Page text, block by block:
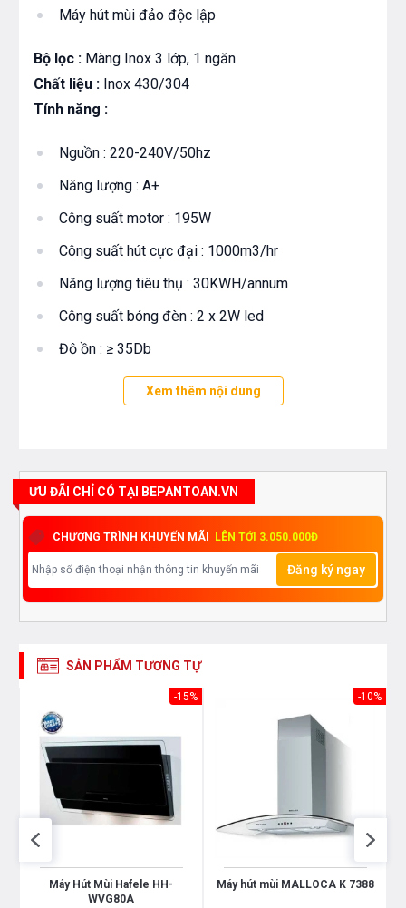
Máy hút mùi đảo độc lập
Bộ lọc : Màng Inox 3 lớp, 1 ngăn
Chất liệu : Inox 430/304
Tính năng :
Nguồn : 220-240V/50hz
Năng lượng : A+
Công suất motor : 195W
Công suất hút cực đại : 1000m3/hr
Năng lượng tiêu thụ : 30KWH/annum
Công suất bóng đèn : 2 x 2W led
Độ ồn : ≥ 35Db
Điều khiển : Cơ điện tử dạng nhấn, 3 tốc độ
Xem thêm nội dung
ƯU ĐÃI CHỈ CÓ TẠI BEPANTOAN.VN
CHƯƠNG TRÌNH KHUYẾN MÃI LÊN TỚI 3.050.000Đ
Đăng ký ngay
SẢN PHẨM TƯƠNG TỰ
-15%
Máy Hút Mùi Hafele HH-
WVG80A
-10%
Máy hút mùi MALLOCA K 7388